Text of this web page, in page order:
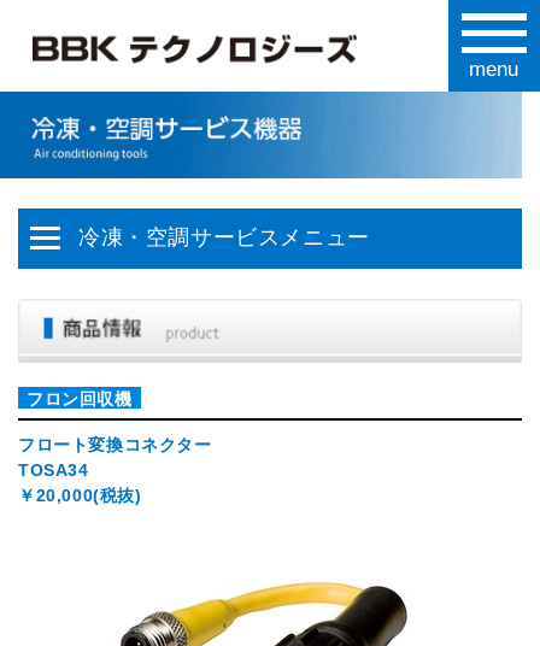
冷凍・空調サービスメニュー
フロン回収機
フロート変換コネクター
TOSA34
￥20,000(税抜)